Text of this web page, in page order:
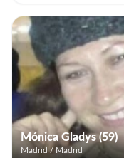
Compras y recados • 🧹 Limpieza y mantenimiento del hogar •
🚗 Traslados
experiencia es
comprometida,
fácilmente y trato a las
Disponibilidad
necesitéis. Busco
Mónica Gladys (59)
Madrid / Madrid